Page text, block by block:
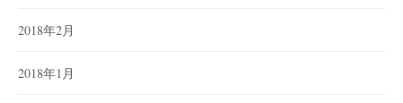
2018年2月
2018年1月